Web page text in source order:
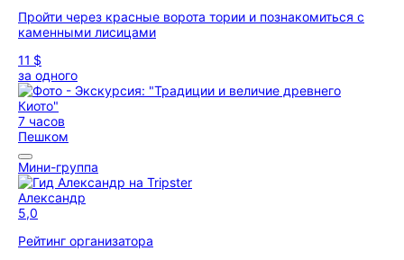
Пройти через красные ворота тории и познакомиться с
каменными лисицами
11 $
за одного
7 часов
Пешком
Мини-группа
Александр
5,0
Рейтинг организатора